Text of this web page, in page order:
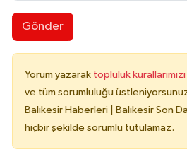
Gönder
Yorum yazarak topluluk kurallarımızı
ve tüm sorumluluğu
Balıkesir Haberleri | Balıkesir Son
hiçbir şekilde sorumlu tutulamaz.